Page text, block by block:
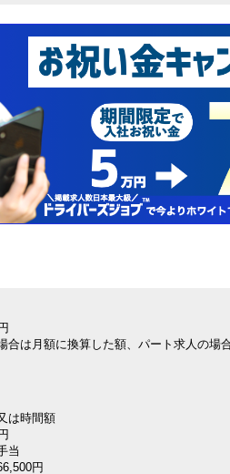
合は月額に換算した額、パート求人の場
は時間額
当
円